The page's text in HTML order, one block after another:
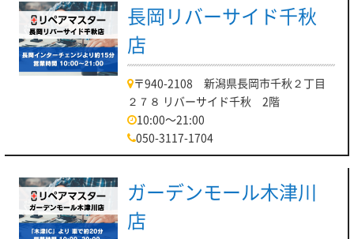
長岡リバーサイド千秋
店
〒940-2108 新潟県長岡市千秋２丁目
２７８ リバーサイド千秋 2階
10:00～21:00
050-3117-1704
ガーデンモール木津川
店